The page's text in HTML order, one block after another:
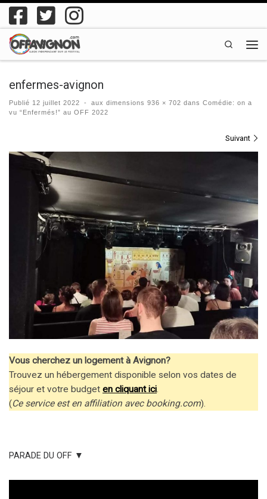
Passer au contenu
Search
enfermes-avignon
Publié 12 juillet 2022 - aux dimensions 936 × 702 dans Comédie: on a
vu “Enfermés!” au OFF 2022
Suivant
Vous cherchez un logement à Avignon?
Trouvez un hébergement disponible selon vos dates de
séjour et votre budget en cliquant ici.
(Ce service est en affiliation avec booking.com).
PARADE DU OFF ▼